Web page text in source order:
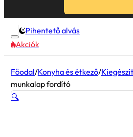
Pihentető alvás
Akciók
Főodal/Konyha és étkező/
munkalap fordító
🔍